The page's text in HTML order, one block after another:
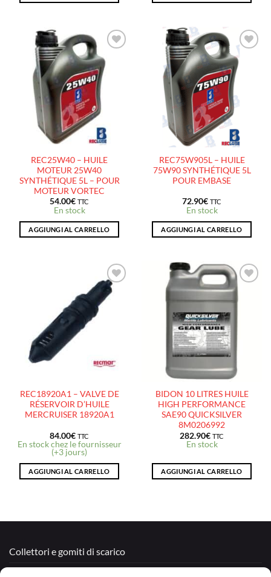
AJOUTER
À LA
LISTE
D’ENVIES
REC25W40 – HUILE
MOTEUR 25W40
SYNTHÉTIQUE 5L – POUR
MOTEUR VORTEC
54.00€ TTC
En stock
AGGIUNGI AL CARRELLO
AJOUTER
À LA
LISTE
D’ENVIES
REC75W905L – HUILE
75W90 SYNTHÉTIQUE 5L
POUR EMBASE
72.90€ TTC
En stock
AGGIUNGI AL CARRELLO
AJOUTER
À LA
LISTE
D’ENVIES
REC18920A1 – VALVE DE
RÉSERVOIR D’HUILE
MERCRUISER 18920A1
84.00€ TTC
En stock chez le fournisseur
(+3 jours)
AGGIUNGI AL CARRELLO
AJOUTER
À LA
LISTE
D’ENVIES
BIDON 10 LITRES HUILE
HIGH PERFORMANCE
SAE90 QUICKSILVER
8M0206992
282.90€ TTC
En stock
AGGIUNGI AL CARRELLO
Collettori e gomiti di scarico